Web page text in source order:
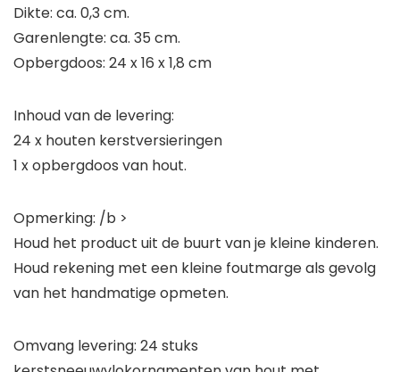
Dikte: ca. 0,3 cm.
Garenlengte: ca. 35 cm.
Opbergdoos: 24 x 16 x 1,8 cm
Inhoud van de levering:
24 x houten kerstversieringen
1 x opbergdoos van hout.
Opmerking: /b >
Houd het product uit de buurt van je kleine kinderen.
Houd rekening met een kleine foutmarge als gevolg
van het handmatige opmeten.
Omvang levering: 24 stuks